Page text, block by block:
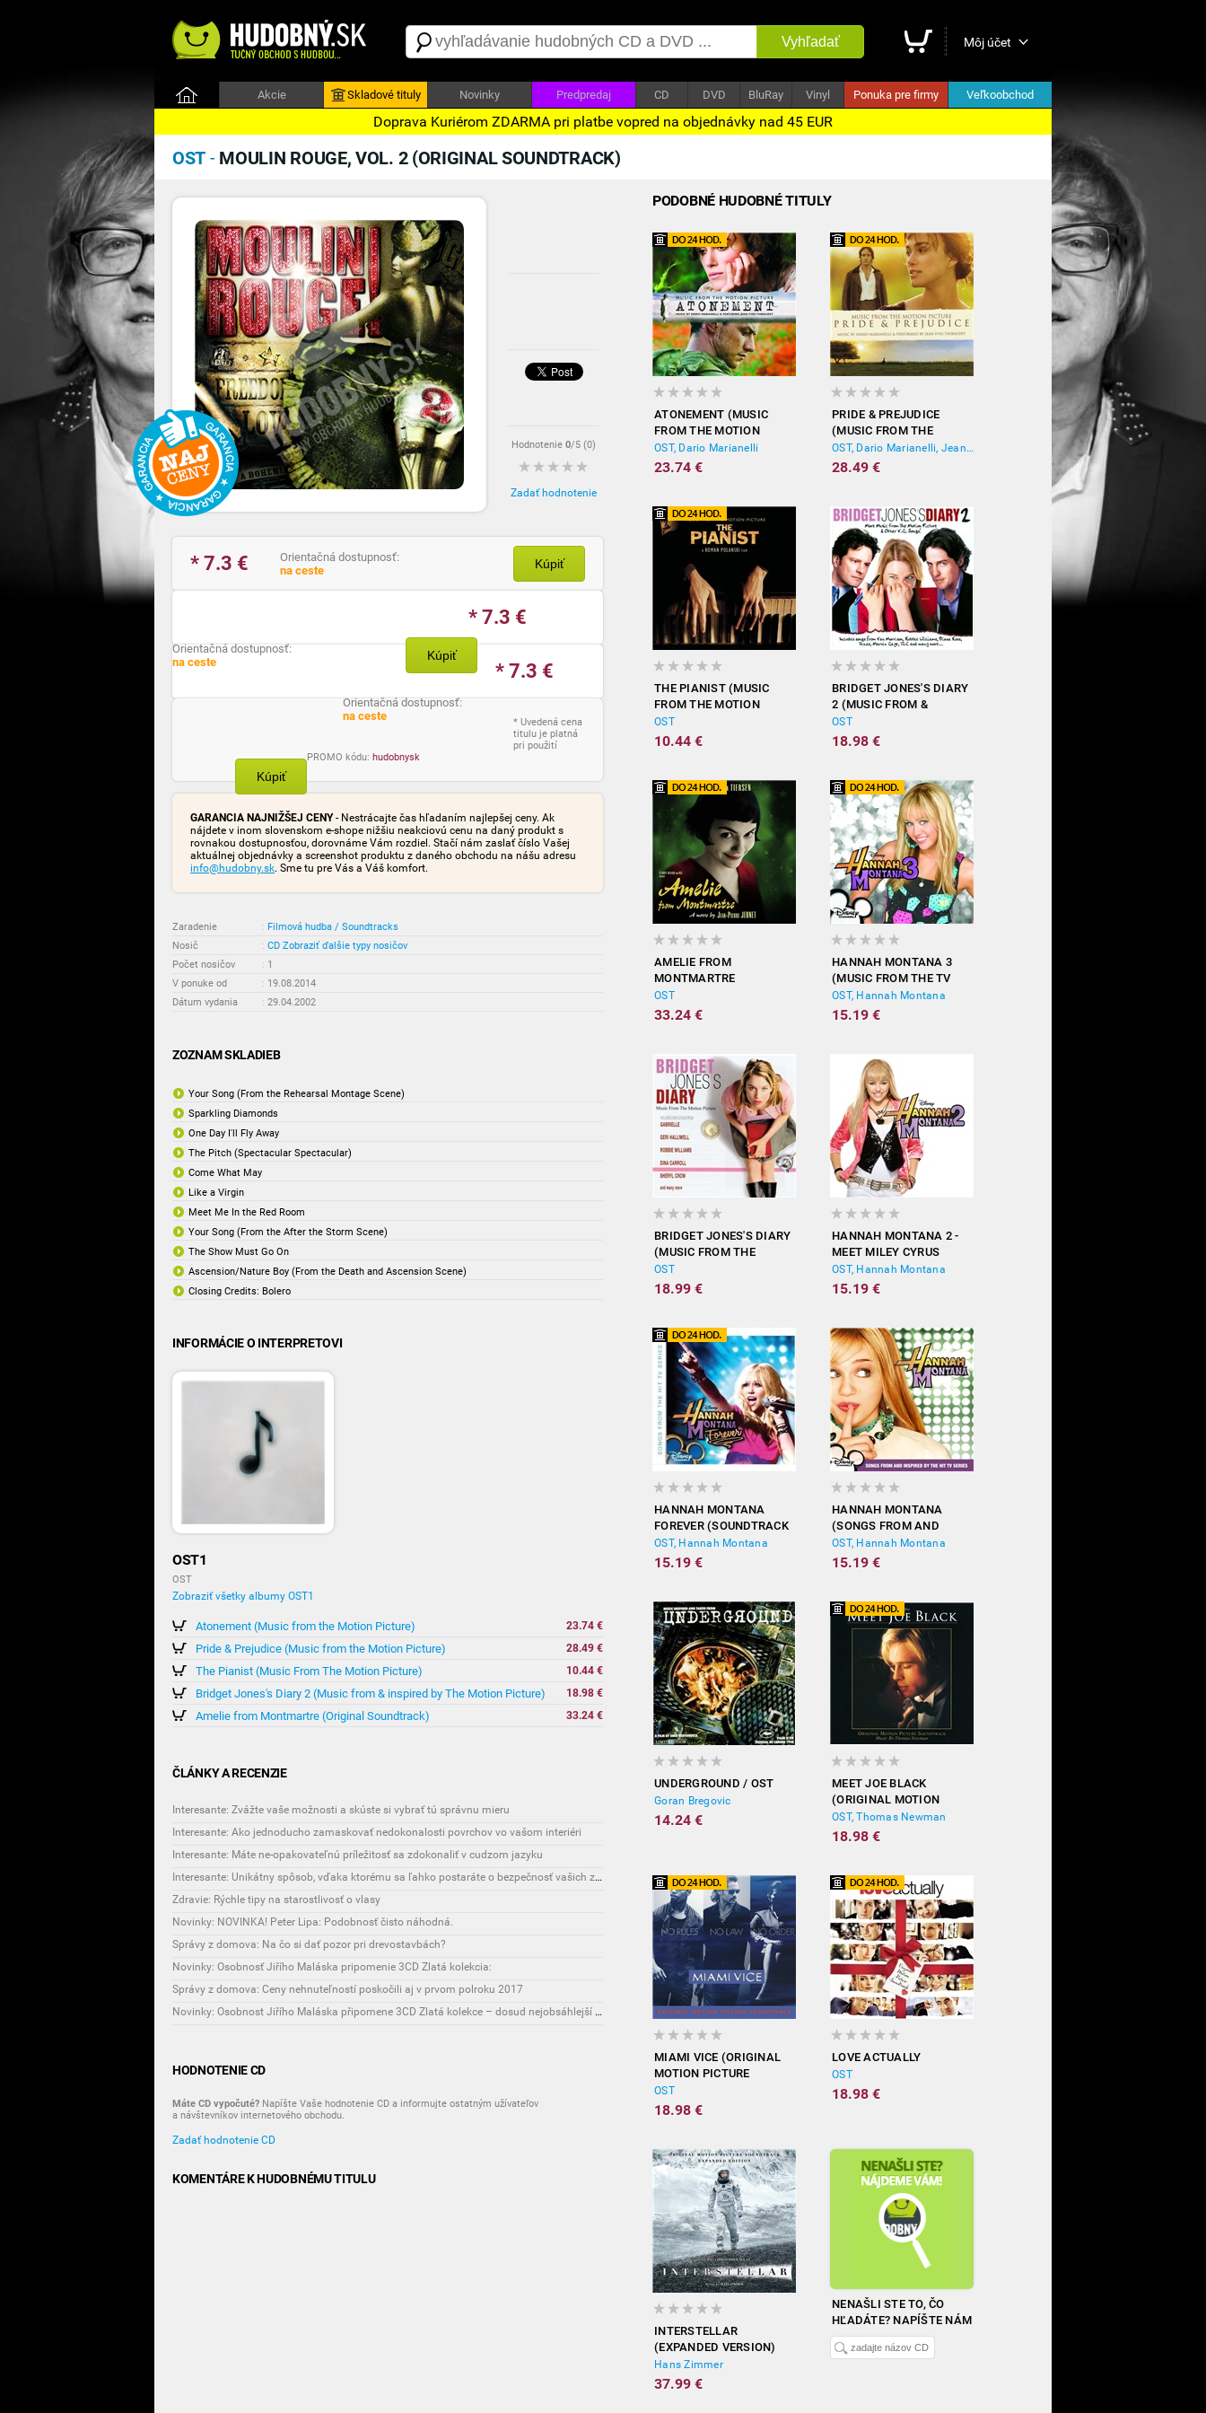
Vyhľadať Môj účet
Akcie Skladové tituly Novinky Predpredaj CD DVD BluRay Vinyl Ponuka pre firmy Veľkoobchod
Doprava Kuriérom ZDARMA pri platbe vopred na objednávky nad 45 EUR
OST - MOULIN ROUGE, VOL. 2 (ORIGINAL SOUNDTRACK)
Hodnotenie 0/5 (0)
Zadať hodnotenie
* 7.3 €
Orientačná dostupnosť:
na ceste
Kúpiť
* 7.3 €
Orientačná dostupnosť:
na ceste
Kúpiť
* 7.3 €
Orientačná dostupnosť:
na ceste
Kúpiť
* Uvedená cena
titulu je platná
pri použití
PROMO kódu: hudobnysk
GARANCIA NAJNIŽŠEJ CENY- Nestrácajte čas hľadaním najlepšej ceny. Ak
nájdete v inom slovenskom e-shope nižšiu neakciovú cenu na daný produkt s
rovnakou dostupnosťou, dorovnáme Vám rozdiel. Stačí nám zaslať číslo Vašej
aktuálnej objednávky a screenshot produktu z daného obchodu na nášu adresu
info@hudobny.sk. Sme tu pre Vás a Váš komfort.
Zaradenie : Filmová hudba / Soundtracks
Nosič
: CD Zobraziť ďalšie typy nosičov
Počet nosičov
: 1
V ponuke od
: 19.08.2014
Dátum vydania
: 29.04.2002
ZOZNAM SKLADIEB
Your Song (From the Rehearsal Montage Scene)
Sparkling Diamonds
One Day I'll Fly Away
The Pitch (Spectacular Spectacular)
Come What May
Like a Virgin
Meet Me In the Red Room
Your Song (From the After the Storm Scene)
The Show Must Go On
Ascension/Nature Boy (From the Death and Ascension Scene)
Closing Credits: Bolero
INFORMÁCIE O INTERPRETOVI
OST1
OST
Zobraziť všetky albumy OST1
Atonement (Music from the Motion Picture) 23.74 €
Pride & Prejudice (Music from the Motion Picture) 28.49 €
The Pianist (Music From The Motion Picture) 10.44 €
Bridget Jones's Diary 2 (Music from & inspired by The Motion Picture) 18.98 €
Amelie from Montmartre (Original Soundtrack) 33.24 €
ČLÁNKY A RECENZIE
Interesante: Zvážte vaše možnosti a skúste si vybrať tú správnu mieru
Interesante: Ako jednoducho zamaskovať nedokonalosti povrchov vo vašom interiéri
Interesante: Máte ne-opakovateľnú príležitosť sa zdokonaliť v cudzom jazyku
Interesante: Unikátny spôsob, vďaka ktorému sa ľahko postaráte o bezpečnosť vašich zásielok
Zdravie: Rýchle tipy na starostlivosť o vlasy
Novinky: NOVINKA! Peter Lipa: Podobnosť čisto náhodná.
Správy z domova: Na čo si dať pozor pri drevostavbách?
Novinky: Osobnosť Jiřího Maláska pripomenie 3CD Zlatá kolekcia:
Správy z domova: Ceny nehnuteľností poskočili aj v prvom polroku 2017
Novinky: Osobnost Jiřího Maláska připomene 3CD Zlatá kolekce – dosud nejobsáhlejší soubor nahrávek legendárního umělce!
HODNOTENIE CD
Máte CD vypočuté? Napíšte Vaše hodnotenie CD a informujte ostatným užívateľov
a návštevníkov internetového obchodu.
Zadať hodnotenie CD
KOMENTÁRE K HUDOBNÉMU TITULU
PODOBNÉ HUDOBNÉ TITULY
ATONEMENT (MUSIC
FROM THE MOTION
PICTURE)
OST, Dario Marianelli
23.74 €
PRIDE & PREJUDICE
(MUSIC FROM THE
MOTION PICTURE)
OST, Dario Marianelli, Jean-Yves Thibaudet
28.49 €
THE PIANIST (MUSIC
FROM THE MOTION
PICTURE)
OST
10.44 €
BRIDGET JONES'S DIARY
2 (MUSIC FROM &
INSPIRED BY THE
MOTION PICTURE)
OST
18.98 €
AMELIE FROM
MONTMARTRE
(ORIGINAL
SOUNDTRACK)
OST
33.24 €
HANNAH MONTANA 3
(MUSIC FROM THE TV
SHOW)
OST, Hannah Montana
15.19 €
BRIDGET JONES'S DIARY
(MUSIC FROM THE
MOTION PICTURE)
OST
18.99 €
HANNAH MONTANA 2 -
MEET MILEY CYRUS
OST, Hannah Montana
15.19 €
HANNAH MONTANA
FOREVER (SOUNDTRACK
FROM THE TV SERIES)
OST, Hannah Montana
15.19 €
HANNAH MONTANA
(SONGS FROM AND
INSPIRED BY THE HIT TV
SERIES)
OST, Hannah Montana
15.19 €
UNDERGROUND / OST
Goran Bregovic
14.24 €
MEET JOE BLACK
(ORIGINAL MOTION
PICTURE SOUNDTRACK)
OST, Thomas Newman
18.98 €
MIAMI VICE (ORIGINAL
MOTION PICTURE
SOUNDTRACK)
OST
18.98 €
LOVE ACTUALLY
OST
18.98 €
INTERSTELLAR
(EXPANDED VERSION)
Hans Zimmer
37.99 €
NENAŠLI STE TO, ČO
HĽADÁTE? NAPÍŠTE NÁM